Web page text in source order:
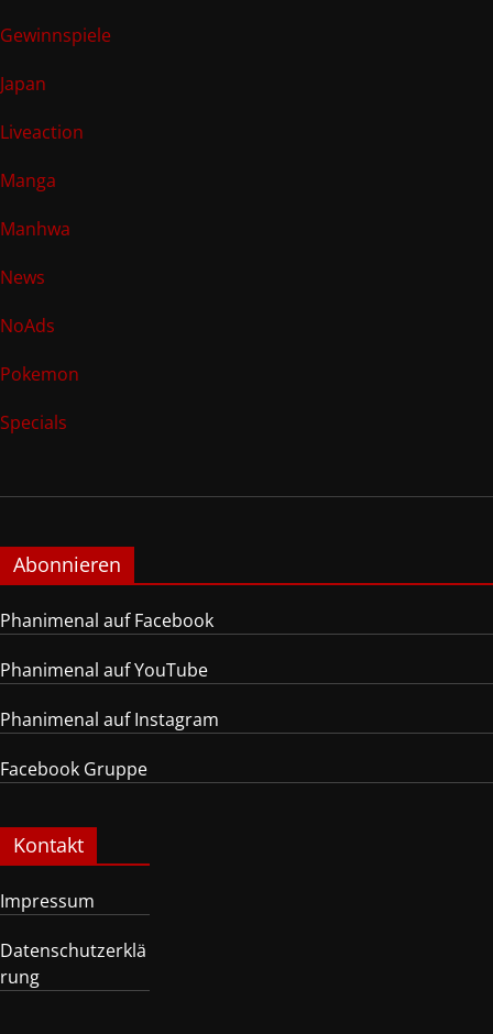
Gewinnspiele
Japan
Liveaction
Manga
Manhwa
News
NoAds
Pokemon
Specials
Abonnieren
Phanimenal auf Facebook
Phanimenal auf YouTube
Phanimenal auf Instagram
Facebook Gruppe
Kontakt
Impressum
Datenschutzerklä
rung